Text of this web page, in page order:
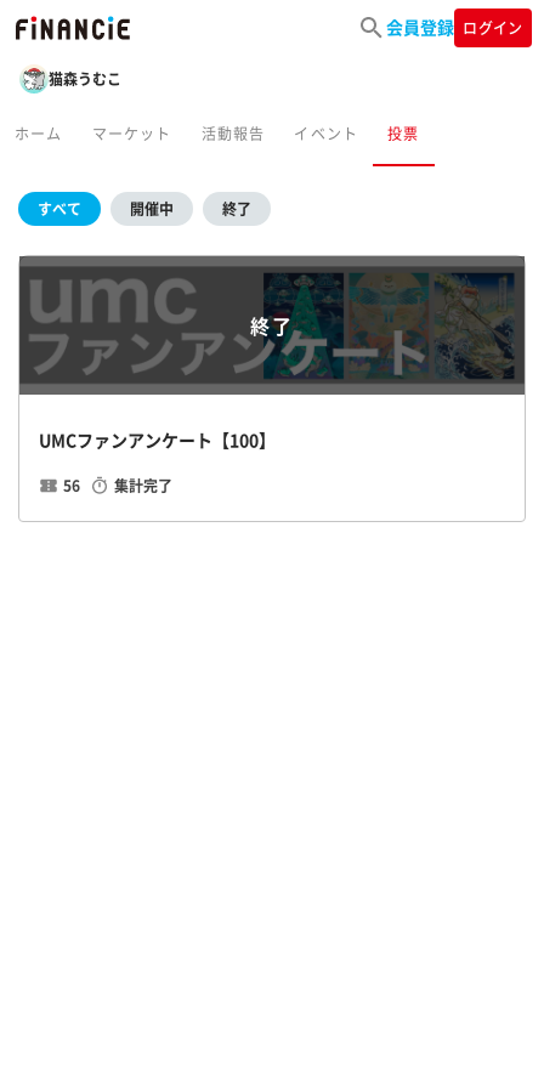
会員登録 ログイン
猫森うむこ
ホーム マーケット 活動報告 イベント 投票
すべて 開催中 終了
終了
UMCファンアンケート【100】
56 集計完了